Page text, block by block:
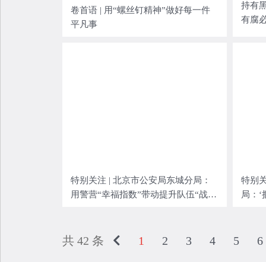
卷首语 | 用“螺丝钉精神”做好每一件
平凡事
持有
有腐
特别关注 | 北京市公安局东城分局：
用警营“幸福指数”带动提升队伍“战力
特别
局：
共 42 条 1 2 3 4 5 6